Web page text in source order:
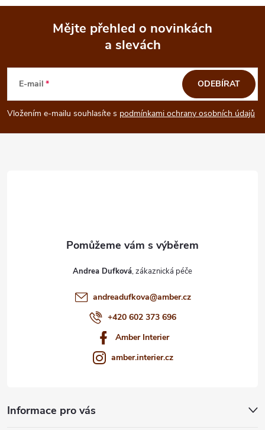
p
a
Mějte přehled o novinkách
a slevách
E-mail
Vložením e-mailu souhlasíte s podmínkami ochrany osobních údajů
ODEBÍRAT
Informace pro vás
Andrea Dufková
andreadufkova@amber.cz
+420 602 373 696
Amber Interier
amber.interier.cz